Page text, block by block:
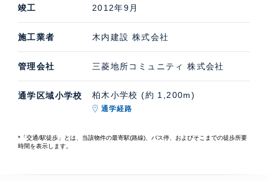
竣工 2012年9月
施工業者 木内建設 株式会社
管理会社 三菱地所コミュニティ 株式会社
通学区域小学校 柏木小学校 (約 1,200m)
通学経路
*「交通/駅徒歩」とは、当該物件の最寄駅(路線)、バス停、およびそこまでの徒歩所要
時間を表示します。